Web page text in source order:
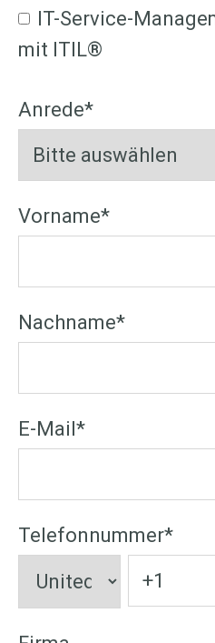
IT-Service-
mit ITIL®
Anrede*
Vorname*
Nachname*
E-Mail *
Telefonnummer*